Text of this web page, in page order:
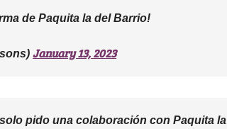
de Paquita la del Barrio!
January 13, 2023
pido una colaboración con Paquita la